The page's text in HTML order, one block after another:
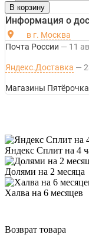
В корзину
Информация о
в г. Москва
Почта России
11
Яндекс.Доставка
Магазины Пятёрочка
Яндекс Сплит на 4
Долями на 2 месяца
Халва на 6 месяцев
Возврат товара